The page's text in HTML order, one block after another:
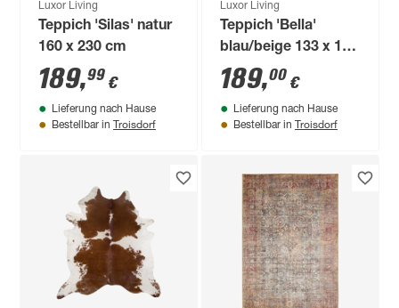
Luxor Living
Teppich 'Silas' natur
160 x 230 cm
189,99 €
Lieferung nach Hause
Bestellbar in Troisdorf
Luxor Living
Teppich 'Bella'
blau/beige 133 x 190
cm
189,00 €
Lieferung nach Hause
Bestellbar in Troisdorf